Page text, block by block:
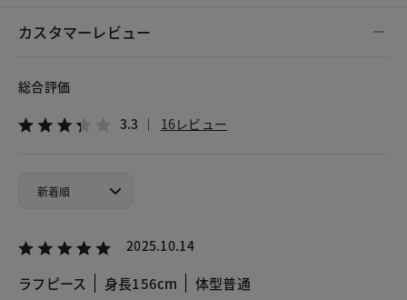
カスタマーレビュー
総合評価
3.3 16レビュー
2025.10.14
ラフピース 身長156cm 体型普通